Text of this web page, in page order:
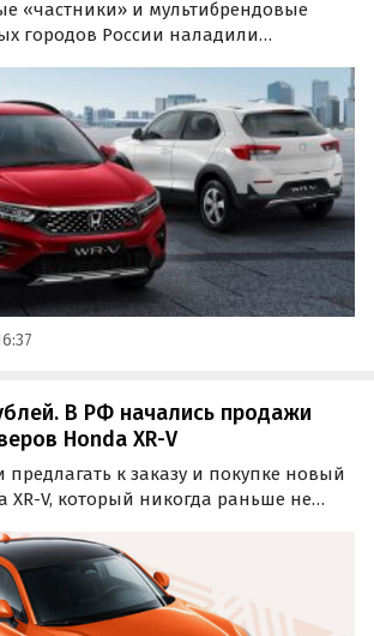
«частники» и мультибрендовые
городов России наладили
WR-V с японского рынка.
В РФ начались продажи
Honda XR-V
предлагать к заказу и покупке новый
XR-V, который никогда раньше не
стартуют от 1 844 000 рублей,
«Автоновости дня».